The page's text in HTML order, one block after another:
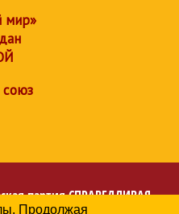
мир»
союз
партияСПРАВЕДЛИВАЯ
Продолжая